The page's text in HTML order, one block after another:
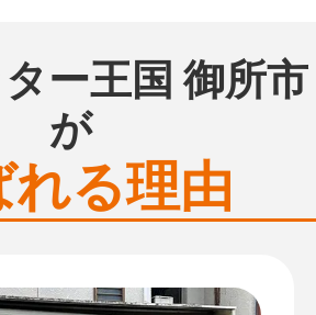
ー王国 御所市
が
れる理由